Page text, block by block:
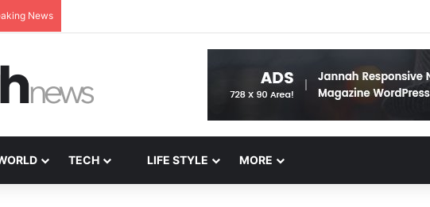
News
TECH LIFE STYLE MORE